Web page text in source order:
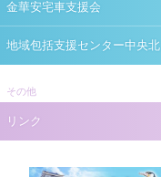
金華安宅車支援会
地域包括支援センター中央北
その他
リンク